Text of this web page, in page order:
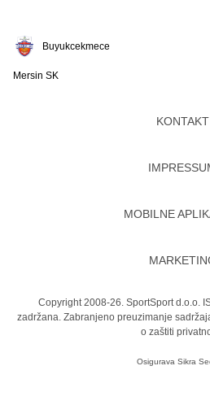
Buyukcekmece
Mersin SK
KONTAKT
MOBILNE
Copyright 2008-26. SportSport d.o.o.
zadržana. Zabranjeno preuzimanje
o zaštiti
Osigurava Sikra